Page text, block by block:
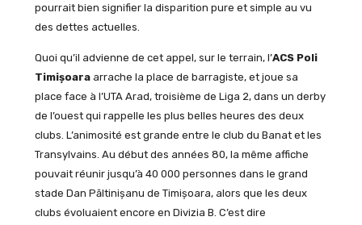
pourrait bien signifier la disparition pure et simple au vu
des dettes actuelles.
Quoi qu’il advienne de cet appel, sur le terrain, l’ACS Poli
Timișoaraarrache la place de barragiste, et joue sa
place face à l’UTA Arad, troisième de Liga 2, dans un derby
de l’ouest qui rappelle les plus belles heures des deux
clubs. L’animosité est grande entre le club du Banat et les
Transylvains. Au début des années 80, la même affiche
pouvait réunir jusqu’à 40 000 personnes dans le grand
stade Dan Păltinișanu de Timișoara, alors que les deux
clubs évoluaient encore en Divizia B. C’est dire